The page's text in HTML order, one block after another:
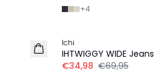
+4
Ichi
IHTWIGGY WIDE Jeans
€34,98 €69,95